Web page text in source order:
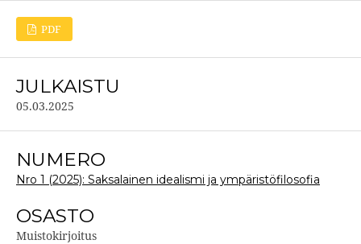
PDF
JULKAISTU
05.03.2025
NUMERO
Nro 1 (2025): Saksalainen idealismi ja ympäristöfilosofia
OSASTO
Muistokirjoitus